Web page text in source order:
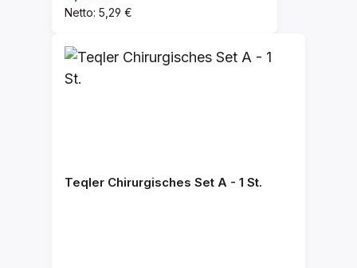
Netto: 5,29 €
Teqler Chirurgisches Set A - 1 St.